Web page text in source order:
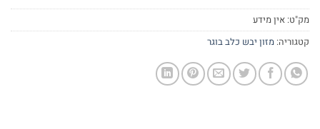
מק"ט: אין מידע
קטגוריה: מזון יבש כלב בוגר